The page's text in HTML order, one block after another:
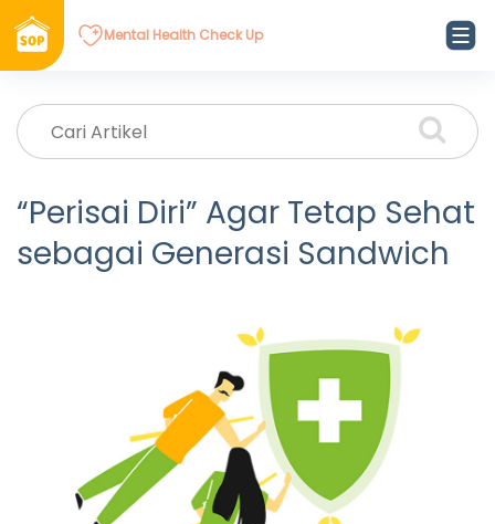
Mental Health Check Up
“Perisai Diri” Agar Tetap Sehat
sebagai Generasi Sandwich